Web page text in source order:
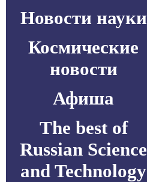
Новости науки
Космические
новости
Афиша
The best of
Russian Science
and Technology